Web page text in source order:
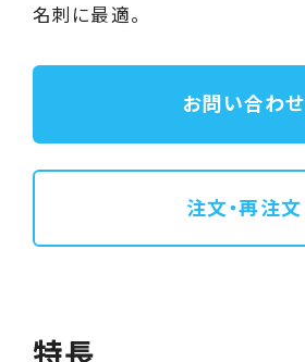
名刺に最適。
お問い合わせ
注文・再注文
特長